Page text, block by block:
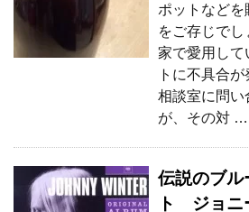
ポットなどを
をご存じで
家で愛用して
トに不具合
相談室に問い
が、その対 …
伝説のブル
ト ジョニ